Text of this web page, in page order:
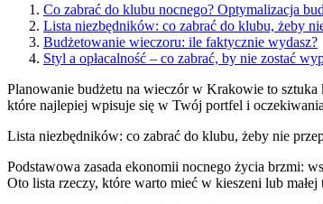
Co zabrać do klubu nocnego? Optymalizacja
Lista niezbędników: co zabrać do klubu, żeby
Budżetowanie wieczoru: ile faktycznie wydasz?
Styl a opłacalność – co zabrać, by nie zostać
Planowanie budżetu na wieczór w Krakowie to
które najlepiej wpisuje się w Twój portfel i
Lista niezbędników: co zabrać do klubu, żeby nie
Podstawowa zasada ekonomii nocnego życia brzmi:
Oto lista rzeczy, które warto mieć w kieszeni lub małej